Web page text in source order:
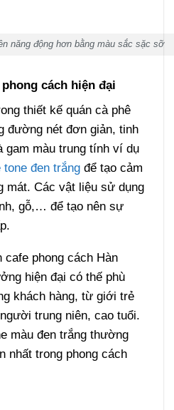
năng động hơn bằng màu sắc sặc sỡ
cách hiện đại
thiết kế quán cà phê
đường nét đơn giản, tinh
gam màu trung tính ví dụ
đen trắngđể tạo cảm
mát. Các vật liệu sử dụng
gỗ,… để tạo nên sự
cafe phong cách Hàn
hiện đại có thế phù
khách hàng, từ giới trẻ
trung niên, cao tuổi.
màu đen trắng thường
nhất trong phong cách